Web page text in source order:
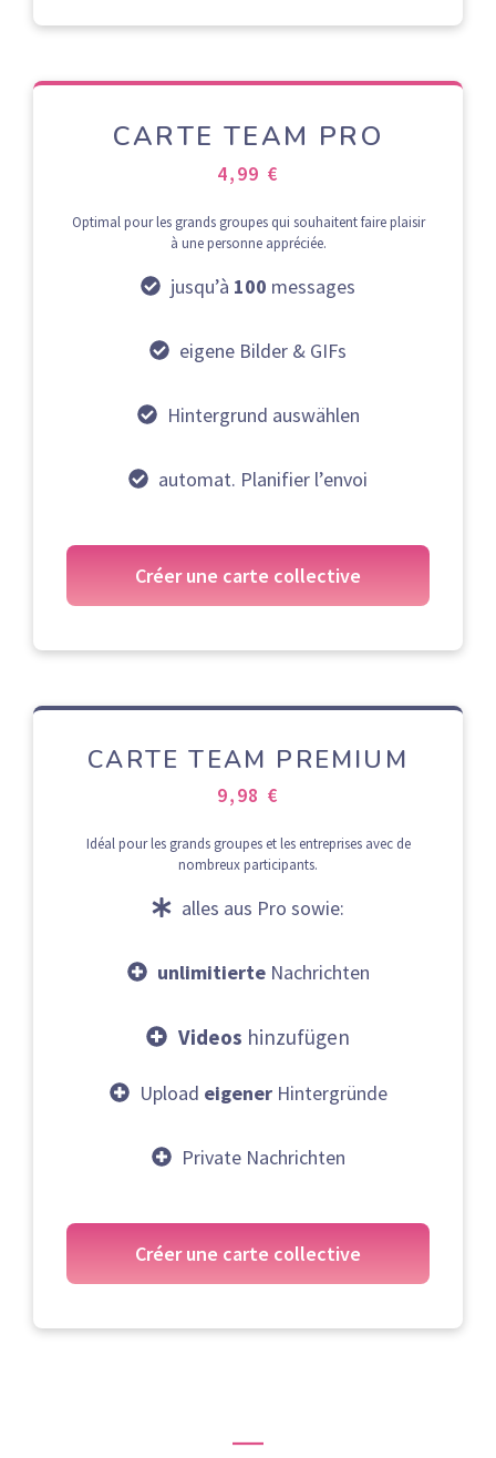
CARTE TEAM PRO
4,99 €
Optimal pour les grands groupes qui souhaitent faire plaisir
à une personne appréciée.
jusqu’à 100 messages
eigene Bilder & GIFs
Hintergrund auswählen
automat. Planifier l’envoi
Créer une carte collective
CARTE TEAM PREMIUM
9,98 €
Idéal pour les grands groupes et les entreprises avec de
nombreux participants.
alles aus Pro sowie:
unlimitierteNachrichten
Videos hinzufügen
Upload eigenerHintergründe
Private Nachrichten
Créer une carte collective